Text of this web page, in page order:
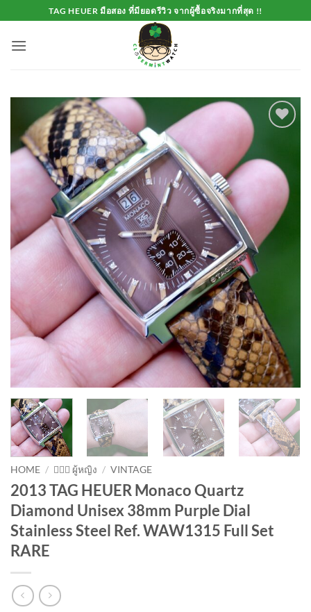
to
content
TAG HEUER มือสอง ที่มียอดรีวิว จากผู้ซื้อจริงมากที่สุด !!
HOME / 💁🏻‍♀️ ผู้หญิง / VINTAGE
2013 TAG HEUER Monaco Quartz
Diamond Unisex 38mm Purple Dial
Stainless Steel Ref. WAW1315 Full Set
RARE